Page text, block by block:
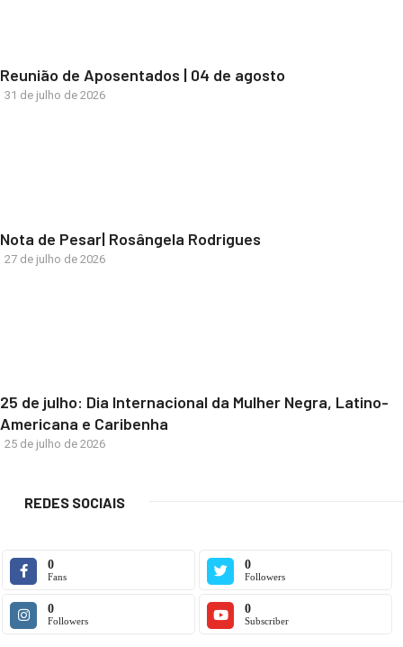
Reunião de Aposentados | 04 de agosto
31 de julho de 2026
Nota de Pesar| Rosângela Rodrigues
27 de julho de 2026
25 de julho: Dia Internacional da Mulher Negra, Latino-
Americana e Caribenha
25 de julho de 2026
REDES SOCIAIS
0
Fans
0
Followers
0
Followers
0
Subscriber